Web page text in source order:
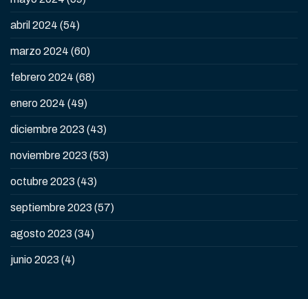
abril 2024 (54)
marzo 2024 (60)
febrero 2024 (68)
enero 2024 (49)
diciembre 2023 (43)
noviembre 2023 (53)
octubre 2023 (43)
septiembre 2023 (57)
agosto 2023 (34)
junio 2023 (4)